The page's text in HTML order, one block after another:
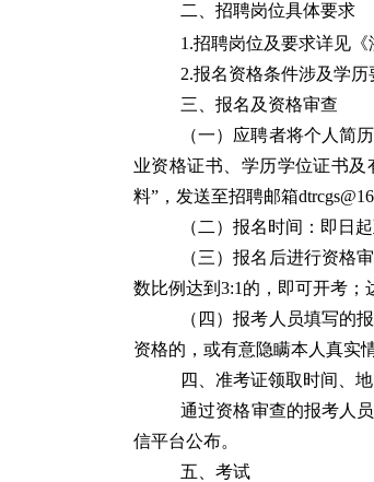
二、招聘岗位具体要求
1.招聘岗位及要求详见
2.报名资格条件涉及学历
三、报名及资格审查
（一）应聘者将个人简
业资格证书、学历学位证书
料”，发送至招聘邮箱
（二）报名时间：即日
（三）报名后进行资格
数比例达到3:1的，即可开考；
（四）报考人员填写的
资格的，或有意隐瞒本人真实
四、准考证领取时间、
通过资格审查的报考人
信平台公布。
五、考试